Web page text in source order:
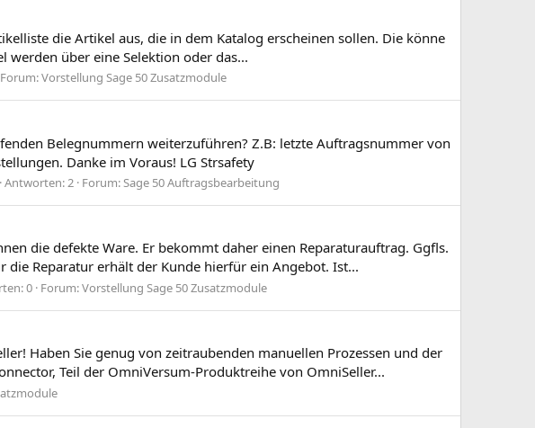
die Artikel aus, die in dem Katalog erscheinen sollen. Die könne
über eine Selektion oder das...
Forum:Vorstellung Sage 50 Zusatzmodule
Belegnummern weiterzuführen? Z.B: letzte Auftragsnummer von
Danke im Voraus! LG Strsafety
Antworten: 2 Forum:Sage 50 Auftragsbearbeitung
die defekte Ware. Er bekommt daher einen Reparaturauftrag. Ggfls.
Reparatur erhält der Kunde hierfür ein Angebot. Ist...
0 Forum:Vorstellung Sage 50 Zusatzmodule
Haben Sie genug von zeitraubenden manuellen Prozessen und der
Teil der OmniVersum-Produktreihe von OmniSeller...